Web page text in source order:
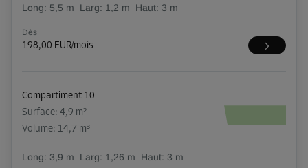
Long: 5,5 m Larg: 1,2 m Haut: 3 m
Dès
198,00 EUR/mois
Compartiment 10
Surface: 4,9 m²
Volume: 14,7 m³
Long: 3,9 m Larg: 1,26 m Haut: 3 m